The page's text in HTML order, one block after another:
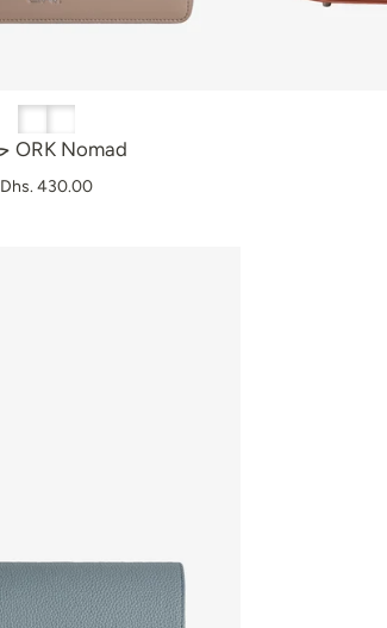
حقيبة ORK Nomad
Dhs. 430.00